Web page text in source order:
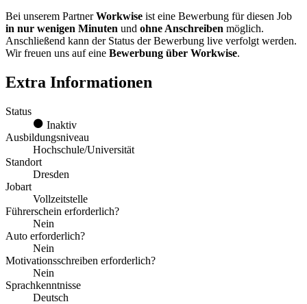
Bei unserem PartnerWorkwise ist eine Bewerbung für diesen Job
in nur wenigen Minuten und ohne Anschreiben möglich.
Anschließend kann der Status der Bewerbung live verfolgt werden.
Wir freuen uns auf eine Bewerbung über Workwise.
Extra Informationen
Status
Inaktiv
Ausbildungsniveau
Hochschule/Universität
Standort
Dresden
Jobart
Vollzeitstelle
Führerschein erforderlich?
Nein
Auto erforderlich?
Nein
Motivationsschreiben erforderlich?
Nein
Sprachkenntnisse
Deutsch